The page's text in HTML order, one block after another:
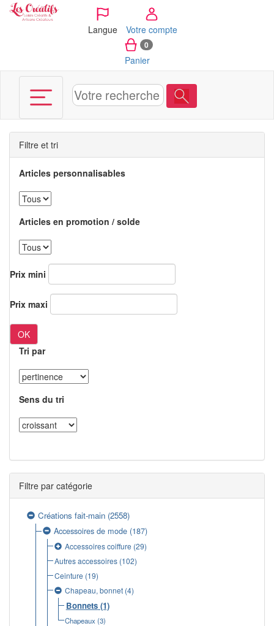
Langue Votre compte
0
Panier
Filtre et tri
Articles personnalisables
Articles en promotion / solde
Prix mini
Prix maxi
OK
Tri par
Sens du tri
Filtre par catégorie
Créations fait-main (2558)
Accessoires de mode (187)
Accessoires coiffure (29)
Autres accessoires(102)
Ceinture (19)
Chapeau, bonnet(4)
Bonnets(1)
Chapeaux (3)
Panneau de gestion des cookies